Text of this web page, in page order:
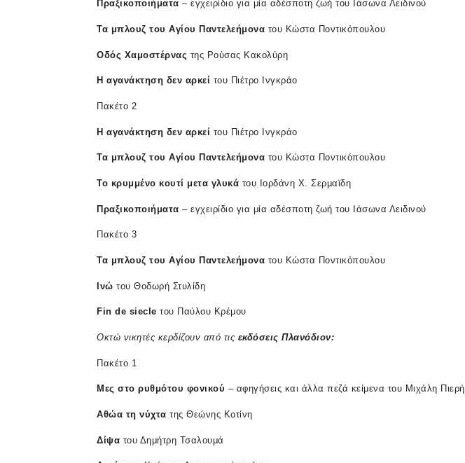
Πραξικοποιήματα – εγχειρίδιο για μία αδέσποτη ζωή του Ιάσωνα Λειδινού
Τα μπλουζ του Αγίου Παντελεήμονα του Κώστα Ποντικόπουλου
Οδός Χαμοστέρνας της Ρούσας Κακολύρη
Η αγανάκτηση δεν αρκεί του Πιέτρο Ινγκράο
Πακέτο 2
Η αγανάκτηση δεν αρκεί του Πιέτρο Ινγκράο
Τα μπλουζ του Αγίου Παντελεήμονα του Κώστα Ποντικόπουλου
Το κρυμμένο κουτί μετα γλυκά του Ιορδάνη Χ. Σερμαϊδη
Πραξικοποιήματα – εγχειρίδιο για μία αδέσποτη ζωή του Ιάσωνα Λειδινού
Πακέτο 3
Τα μπλουζ του Αγίου Παντελεήμονα του Κώστα Ποντικόπουλου
Ινώ του Θοδωρή Στυλίδη
Fin de siecle του Παύλου Κρέμου
Οκτώ νικητές κερδίζουν από τις εκδόσεις Πλανόδιον:
Πακέτο 1
Μες στο ρυθμότου φονικού – αφηγήσεις και άλλα πεζά κείμενα του Μιχάλη Πιερή
Αθώα τη νύχτα της Θεώνης Κοτίνη
Δίψα του Δημήτρη Τσαλουμά